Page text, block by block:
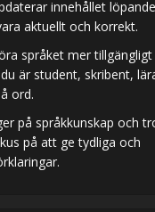
innehållet
aktuellt och korrekt.
språket mer
är student, skribent,
ord.
på språkkunskap och
på att ge tydliga och